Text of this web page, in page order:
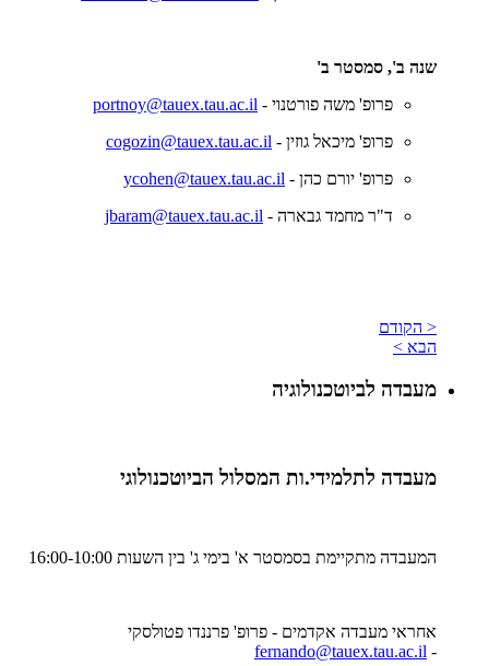
שנה ב', סמסטר ב'
פרופ' משה פורטנוי - portnoy@tauex.tau.ac.il
פרופ' מיכאל גוזין - cogozin@tauex.tau.ac.il
פרופ' יורם כהן - ycohen@tauex.tau.ac.il
ד"ר מחמד גבארה - jbaram@tauex.tau.ac.il
< הקודם
הבא >
מעבדה לביוטכנולוגיה
מעבדה לתלמידי.ות המסלול הביוטכנולוגי
המעבדה מתקיימת בסמסטר א' בימי ג' בין השעות 16:00-10:00
אחראי מעבדה אקדמים - פרופ' פרננדו פטולסקי
-
fernando@tauex.tau.ac.il